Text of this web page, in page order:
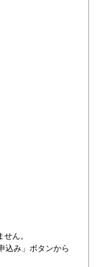
ん。
込み」ボタンから